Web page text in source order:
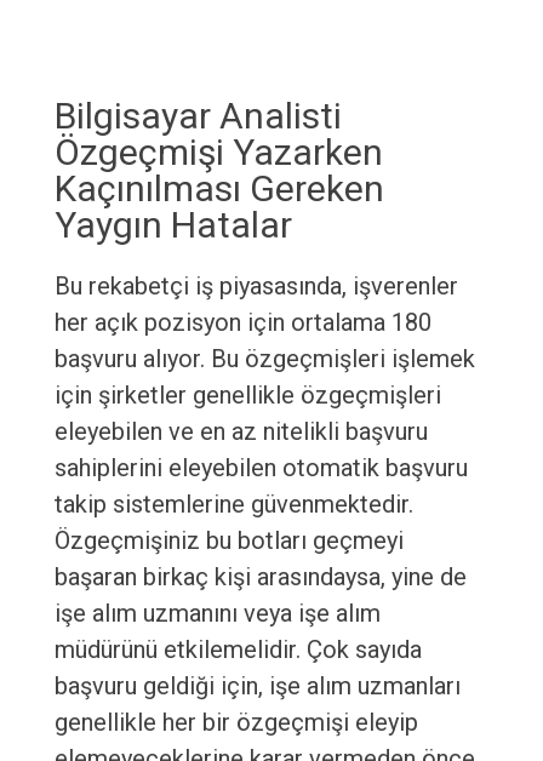
Bilgisayar Analisti
Özgeçmişi Yazarken
Kaçınılması Gereken
Yaygın Hatalar
Bu rekabetçi iş piyasasında, işverenler
her açık pozisyon için ortalama 180
başvuru alıyor. Bu özgeçmişleri işlemek
için şirketler genellikle özgeçmişleri
eleyebilen ve en az nitelikli başvuru
sahiplerini eleyebilen otomatik başvuru
takip sistemlerine güvenmektedir.
Özgeçmişiniz bu botları geçmeyi
başaran birkaç kişi arasındaysa, yine de
işe alım uzmanını veya işe alım
müdürünü etkilemelidir. Çok sayıda
başvuru geldiği için, işe alım uzmanları
genellikle her bir özgeçmişi eleyip